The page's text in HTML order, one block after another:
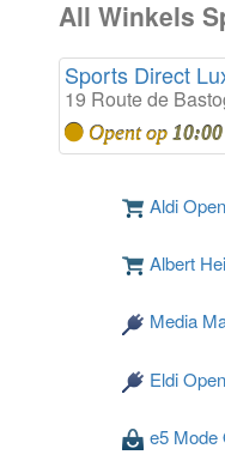
All Winkels
Sports Direct
19 Route de
Opent op 10:00
Aldi
Albert
Media
Eldi
e5 Mode